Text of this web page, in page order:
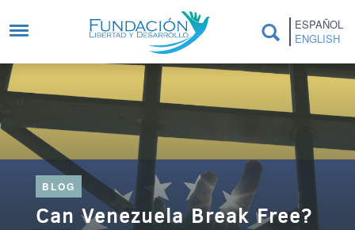
ESPAÑOL
ENGLISH
BLOG
Can Venezuela Break Free?